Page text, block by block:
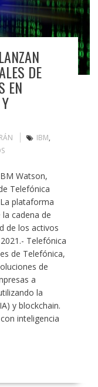
DE
EN
IBM,
Watson,
Telefónica
plataforma
cadena de
de los activos
Telefónica
de Telefónica,
de
a
la
y blockchain.
inteligencia